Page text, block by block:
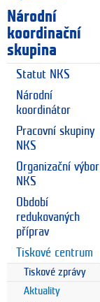
Národní
koordinační
skupina
Statut NKS
Národní
koordinátor
Pracovní skupiny
NKS
Organizační výbor
NKS
Období
redukovaných
příprav
Tiskové centrum
Tiskové zprávy
Aktuality